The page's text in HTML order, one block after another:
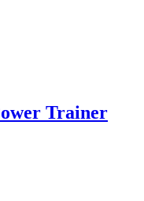
Trainer